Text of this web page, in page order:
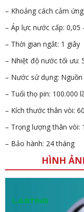
– Khoảng cách cảm
– Áp lực nước cấp: 0,05
– Thời gian ngắt: 1 giây
– Nhiệt độ nước tối ưu:
– Nước sử dụng:
– Tuổi thọ pin: 100.000
– Kích thước thân vòi:
– Trọng lượng thân vòi:
– Bảo hành: 24 tháng
HÌNH